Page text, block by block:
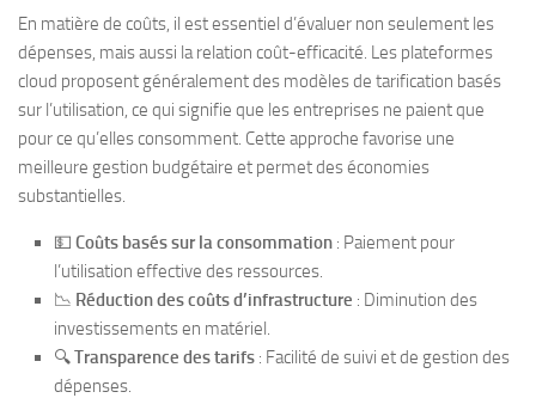
En matière de coûts, il est essentiel d’évaluer non seulement les
dépenses, mais aussi la relation coût-efficacité. Les plateformes
cloud proposent généralement des modèles de tarification basés
sur l’utilisation, ce qui signifie que les entreprises ne paient que
pour ce qu’elles consomment. Cette approche favorise une
meilleure gestion budgétaire et permet des économies
substantielles.
💵 Coûts basés sur la consommation : Paiement pour
l’utilisation effective des ressources.
📉 Réduction des coûts d’infrastructure : Diminution des
investissements en matériel.
🔍Transparence des tarifs : Facilité de suivi et de gestion des
dépenses.